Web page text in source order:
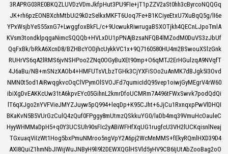
3RAPRG03RE0BKQZLUVDzVDmJkfpHut3PU9FIe+jT1pZZV2aSt0hh3cByrcoNQQGq
JK+rh6pzEONBXchMtbUi29kDzSelkxMKFT6Uoq7Fe+B1KCiyeEtxU7XuBqQ5g/lI6e
YPxWsjbYeS55xnG7+LwggfoxBkFL/c+9UcwukRiwrugaBSXOTjkh4QECnLJpoTmlA
KVsm3tondklpqgaNimcSQQQb+HVLxDU1pPNAjBzsaNFQB4lMZodM0DuVS3zJbUf
QqFxBk/bRkA6XcnD8/BZHBcYODjhcUykkVC1x+9Q7160580HU4m2BSwouXSlzGnk
RUHrVS6qA2lRMS6jvNSHPoo2ZNq0OGyBuXEt90mp+O6qMTJ2ErHGulzqA9NVqfT
4J6aBu/NB+mSNzXAOb4+HMFUTsVLbzTGHk3CjYXFiSOo2uAnMK7dBJgk5I3Ovd
NMN0t5od1AiRwqgkvcOqClVPymOlSVOJFd7qumicIdQ95vep1oiwjGyMEgrV4rW60
ibiXgDvEAKKcUw31tA6kpvEYc05GihnL2kmrDfoUCMRm7A496tFWxSwvk7podQdQi
lT6qXJgo2nYVFVieJMYZJuyw5pQ994+leqDp+K95CJht+6JjCu1RxnqxpPwVlDHQI
BKaKvN5B5VUrGzCulQ4zQuf0FPggy8mUtmzQSkkuYG0/laDb4mq39VmuHcOauleC
HyyWHMMaDpH5+q0Y3UCSUh90sFIc2yABiWFHfXqUG1rugfcU3VH2lUCKqisnlNeaj
TGxuaqViIzWt1Hog5bxPmuNMroo5ngVpY2A6pj2WcMnMMS+fEkyRQmlHXD39D4
AXI8QuiZ1hmNbJIWijWuJNByH9lI9l2DEWXQGlHSVld5yHV9CB6IjUtAbZooBag2oO